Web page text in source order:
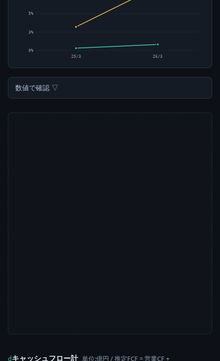
0%
3%
5%
25/3 26/3
数値で確認 ▽
d キャッシュフロー計 単位:億円 / 推定FCF = 営業CF +